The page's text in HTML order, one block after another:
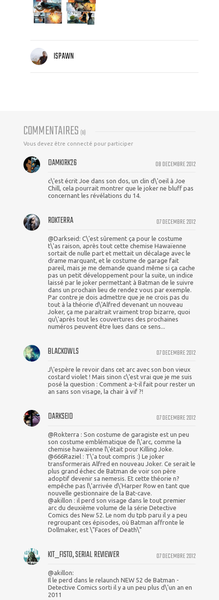
ISPAWN
COMMENTAIRES (18)
Vous devez être connecté pour participer
08 DECEMBRE 2012
DAMKIRK26
c\'est écrit Joe dans son dos, un clin d\'oeil à Joe
Chill, cela pourrait montrer que le joker ne bluff pas
concernant les révélations du 14.
07 DECEMBRE 2012
ROKTERRA
@Darkseid: C\'est sûrement ça pour le costume
t\'as raison, après tout cette chemise Hawaïenne
sortait de nulle part et mettait un décalage avec le
drame marquant, et le costume de garage fait
pareil, mais je me demande quand même si ça cache
pas un petit développement pour la suite, un indice
laissé par le joker permettant à Batman de le suivre
dans un prochain lieu de rendez vous par exemple.
Par contre je dois admettre que je ne crois pas du
tout à la théorie d\'Alfred devenant un nouveau
Joker, ça me paraitrait vraiment trop bizarre, quoi
qu\'après tout les couvertures des prochaines
numéros peuvent être lues dans ce sens...
07 DECEMBRE 2012
BLACKOWLS
J\'espère le revoir dans cet arc avec son bon vieux
costard violet ! Mais sinon c\'est vrai que je me suis
posé la question : Comment a-t-il fait pour rester un
an sans son visage, la chair à vif ?!
07 DECEMBRE 2012
DARKSEID
@Rokterra : Son costume de garagiste est un peu
son costume emblématique de l\'arc, comme la
chemise hawaïenne l\'était pour Killing Joke.
@666Raziel : T\'a tout compris :) Le joker
transformerais Alfred en nouveau Joker. Ce serait le
plus grand échec de Batman de voir son père
adoptif devenir sa nemesis. Et cette théorie n?
empêche pas l\'arrivée d\'Harper Row en tant que
nouvelle gestionnaire de la Bat-cave.
@akillon : il perd son visage dans le tout premier
arc du deuxième volume de la série Detective
Comics des New 52. Le nom du tpb paru il y a peu
regroupant ces épisodes, où Batman affronte le
Dollmaker, est \"Faces of Death\"
07 DECEMBRE 2012
KIT_FISTO, SERIAL REVIEWER
@akillon:
Il le perd dans le relaunch NEW 52 de Batman -
Detective Comics sorti il y a un peu plus d\'un an en
2011